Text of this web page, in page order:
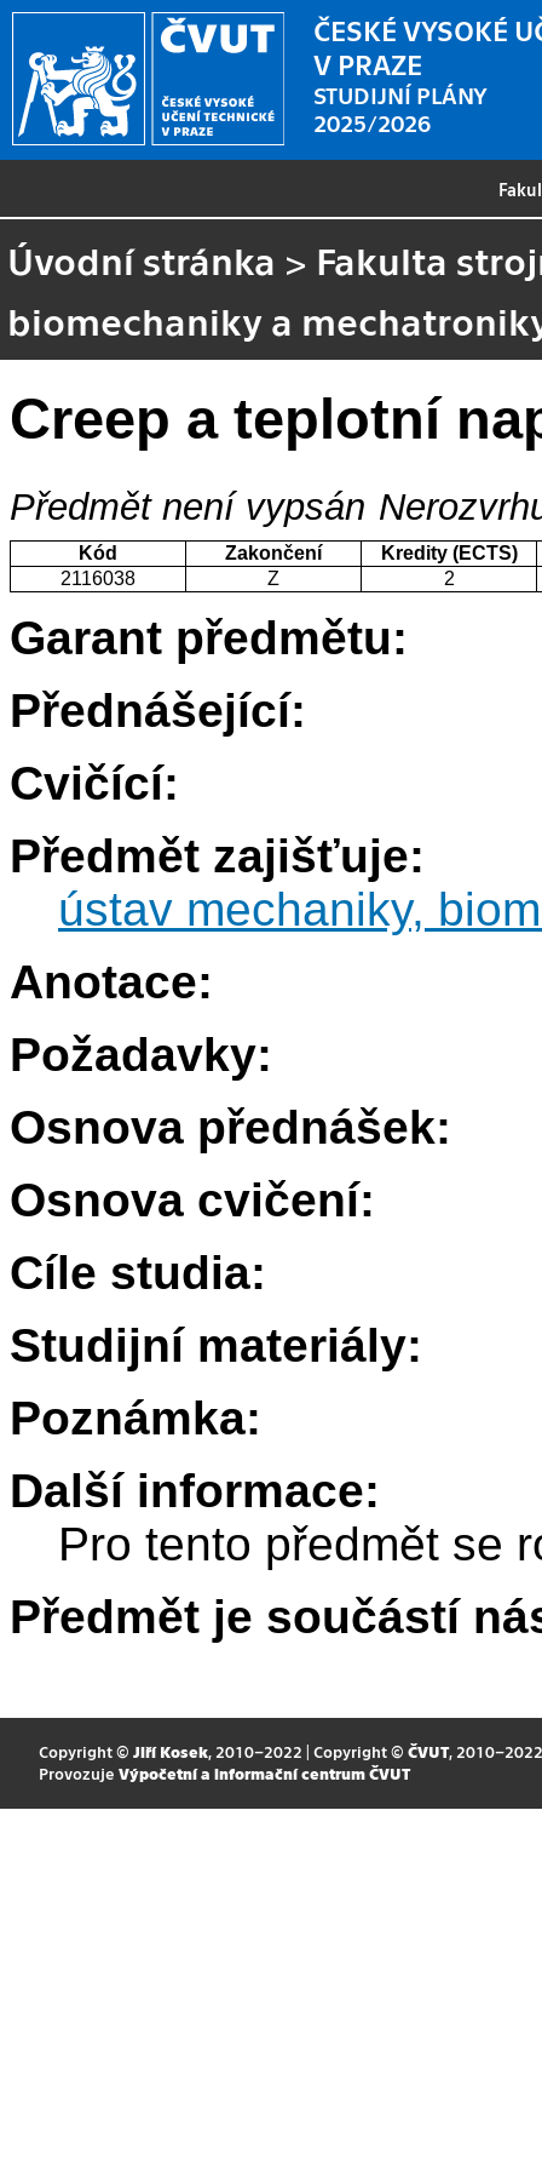
ČESKÉ VYSOKÉ
V PRAZE
STUDIJNÍ PLÁNY
2025/2026
Úvodní stránka > Fakulta
biomechaniky a
Creep a teplotní
Předmět není vypsán
Kód Zakončení
Kredity (ECTS)
2116038
Z 2
Garant předmětu:
Přednášející:
Cvičící:
Předmět zajišťuje:
ústav mechaniky,
Anotace:
Požadavky:
Osnova přednášek:
Osnova cvičení:
Cíle studia:
Studijní materiály:
Poznámka:
Další informace:
Pro tento předmět se
Předmět je součástí
Copyright © Jiří Kosek, 2010–2022 | Copyright © ČVUT, 2010–2022
Provozuje Výpočetní a informační centrum ČVUT